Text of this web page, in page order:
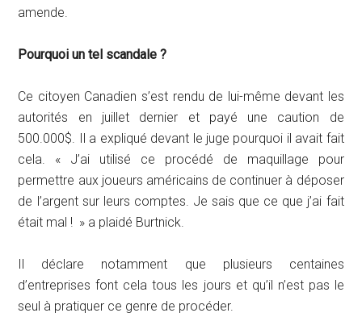
amende.
Pourquoi un tel scandale ?
Ce citoyen Canadien s’est rendu de lui-même devant les
autorités en juillet dernier et payé une caution de
500.000$. Il a expliqué devant le juge pourquoi il avait fait
cela. « J’ai utilisé ce procédé de maquillage pour
permettre aux joueurs américains de continuer à déposer
de l’argent sur leurs comptes. Je sais que ce que j’ai fait
était mal ! » a plaidé Burtnick.
Il déclare notamment que plusieurs centaines
d’entreprises font cela tous les jours et qu’il n’est pas le
seul à pratiquer ce genre de procéder.